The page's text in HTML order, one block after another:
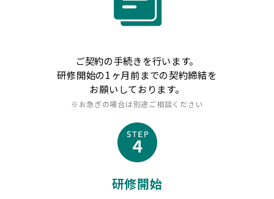
ご契約の手続きを行います。
研修開始の1ヶ月前までの契約締結を
お願いしております。
※お急ぎの場合は別途ご相談ください
研修開始